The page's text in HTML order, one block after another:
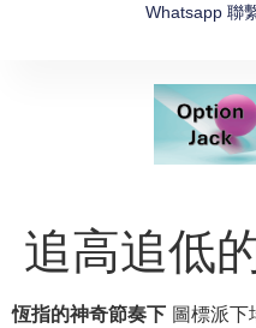
Whatsapp 聯
追高追低
恆指的神奇節奏下 圖標派下